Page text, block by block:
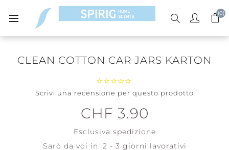
(0)
CLEAN COTTON CAR JARS KARTON
Scrivi una recensione per questo prodotto
CHF 3.90
Esclusiva spedizione
Sarò da voi in: 2 - 3 giorni lavorativi